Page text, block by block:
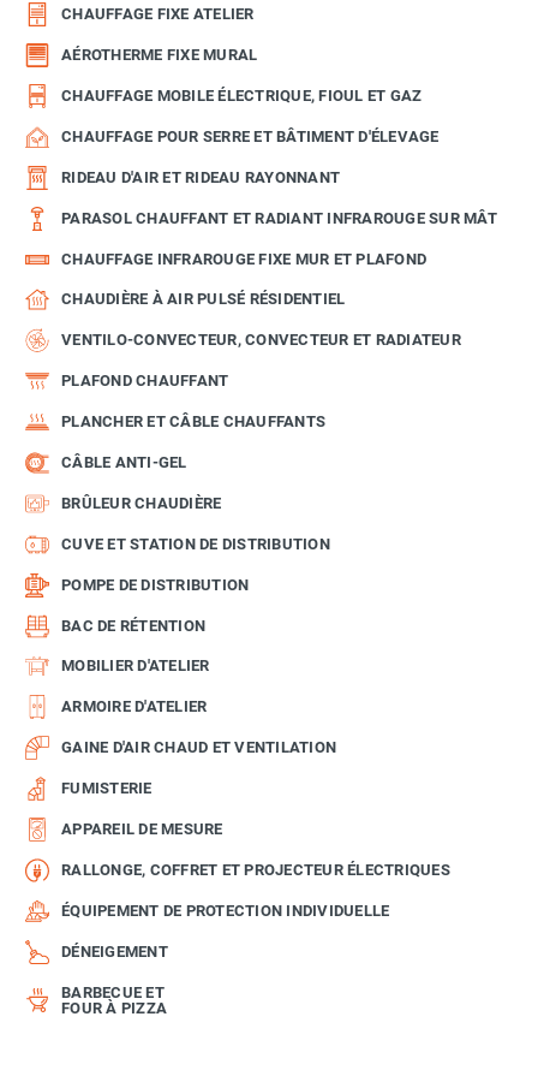
CHAUFFAGE FIXE ATELIER
AÉROTHERME FIXE MURAL
CHAUFFAGE MOBILE ÉLECTRIQUE, FIOUL ET GAZ
CHAUFFAGE POUR SERRE ET BÂTIMENT D'ÉLEVAGE
RIDEAU D'AIR ET RIDEAU RAYONNANT
PARASOL CHAUFFANT ET RADIANT INFRAROUGE SUR MÂT
CHAUFFAGE INFRAROUGE FIXE MUR ET PLAFOND
CHAUDIÈRE À AIR PULSÉ RÉSIDENTIEL
VENTILO-CONVECTEUR, CONVECTEUR ET RADIATEUR
PLAFOND CHAUFFANT
PLANCHER ET CÂBLE CHAUFFANTS
CÂBLE ANTI-GEL
BRÛLEUR CHAUDIÈRE
CUVE ET STATION DE DISTRIBUTION
POMPE DE DISTRIBUTION
BAC DE RÉTENTION
MOBILIER D'ATELIER
ARMOIRE D'ATELIER
GAINE D'AIR CHAUD ET VENTILATION
FUMISTERIE
APPAREIL DE MESURE
RALLONGE, COFFRET ET PROJECTEUR ÉLECTRIQUES
ÉQUIPEMENT DE PROTECTION INDIVIDUELLE
DÉNEIGEMENT
BARBECUE ET
FOUR À PIZZA